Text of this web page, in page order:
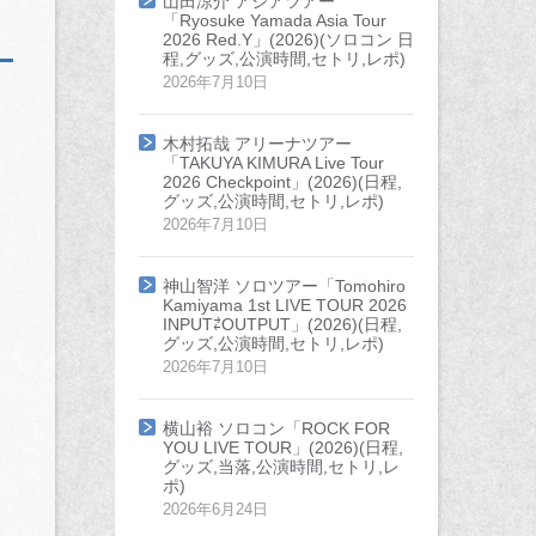
「Ryosuke Yamada Asia Tour
2026 Red.Y」(2026)(ソロコン 日
程,グッズ,公演時間,セトリ,レポ)
2026年7月10日
木村拓哉 アリーナツアー
「TAKUYA KIMURA Live Tour
2026 Checkpoint」(2026)(日程,
グッズ,公演時間,セトリ,レポ)
2026年7月10日
神山智洋 ソロツアー「Tomohiro
Kamiyama 1st LIVE TOUR 2026
INPUT⇄OUTPUT」(2026)(日程,
グッズ,公演時間,セトリ,レポ)
2026年7月10日
横山裕 ソロコン「ROCK FOR
YOU LIVE TOUR」(2026)(日程,
グッズ,当落,公演時間,セトリ,レ
ポ)
2026年6月24日